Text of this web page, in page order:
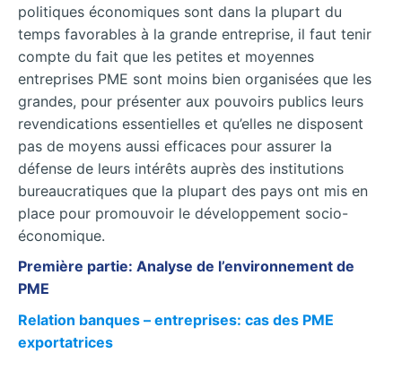
politiques économiques sont dans la plupart du
temps favorables à la grande entreprise, il faut tenir
compte du fait que les petites et moyennes
entreprises PME sont moins bien organisées que les
grandes, pour présenter aux pouvoirs publics leurs
revendications essentielles et qu’elles ne disposent
pas de moyens aussi efficaces pour assurer la
défense de leurs intérêts auprès des institutions
bureaucratiques que la plupart des pays ont mis en
place pour promouvoir le développement socio-
économique.
Première partie: Analyse de l’environnement de
PME
Relation banques – entreprises: cas des PME
exportatrices